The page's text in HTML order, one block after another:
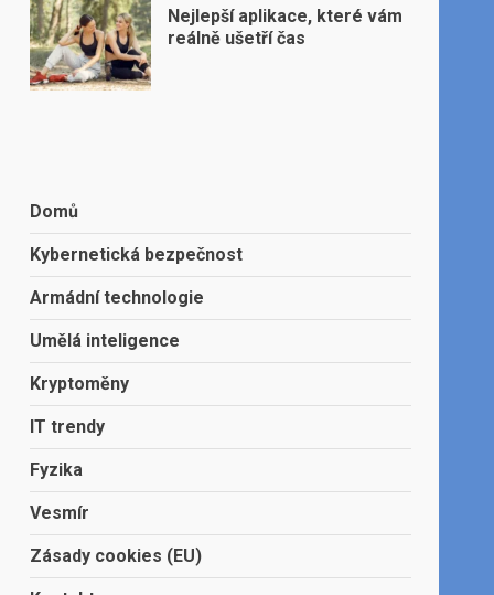
Nejlepší aplikace, které vám
reálně ušetří čas
Domů
Kybernetická bezpečnost
Armádní technologie
Umělá inteligence
Kryptoměny
IT trendy
Fyzika
Vesmír
Zásady cookies (EU)